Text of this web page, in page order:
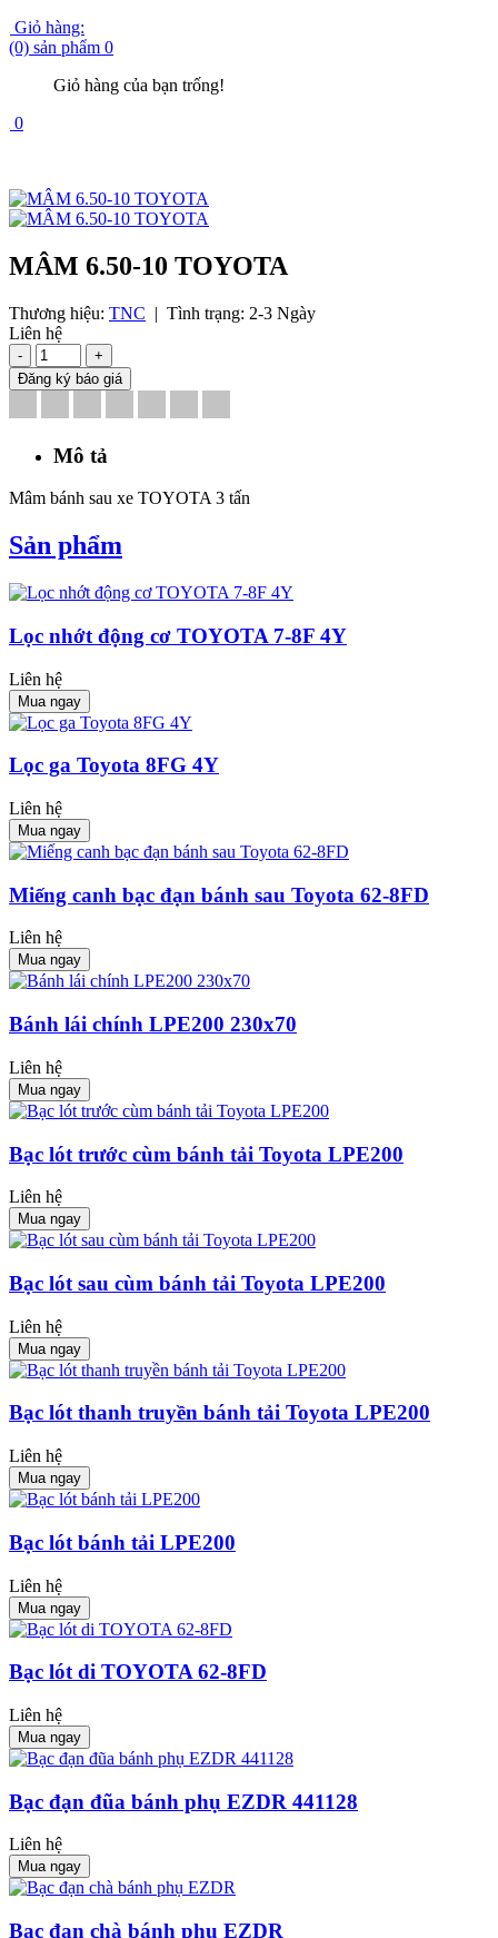
Giỏ hàng:
(0) sản phẩm 0
Giỏ hàng của bạn trống!
0
MÂM 6.50-10 TOYOTA
Thương hiệu: TNC | Tình trạng: 2-3 Ngày
Liên hệ
-
+
Đăng ký báo giá
Mô tả
Mâm bánh sau xe TOYOTA 3 tấn
Sản phẩm
Lọc nhớt động cơ TOYOTA 7-8F 4Y
Liên hệ
Mua ngay
Lọc ga Toyota 8FG 4Y
Liên hệ
Mua ngay
Miếng canh bạc đạn bánh sau Toyota 62-8FD
Liên hệ
Mua ngay
Bánh lái chính LPE200 230x70
Liên hệ
Mua ngay
Bạc lót trước cùm bánh tải Toyota LPE200
Liên hệ
Mua ngay
Bạc lót sau cùm bánh tải Toyota LPE200
Liên hệ
Mua ngay
Bạc lót thanh truyền bánh tải Toyota LPE200
Liên hệ
Mua ngay
Bạc lót bánh tải LPE200
Liên hệ
Mua ngay
Bạc lót di TOYOTA 62-8FD
Liên hệ
Mua ngay
Bạc đạn đũa bánh phụ EZDR 441128
Liên hệ
Mua ngay
Bạc đạn chà bánh phụ EZDR